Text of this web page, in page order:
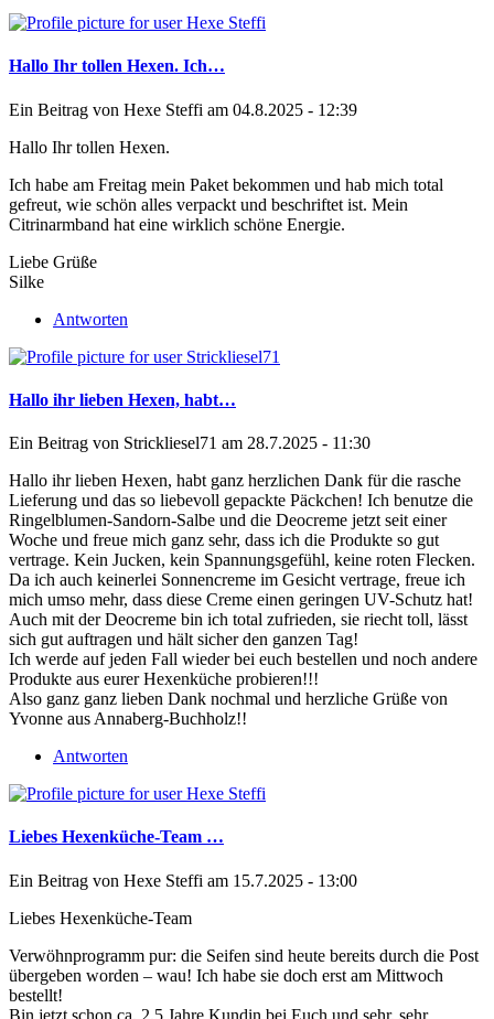
Hallo Ihr tollen Hexen. Ich…
Ein Beitrag von Hexe Steffi am 04.8.2025 - 12:39
Hallo Ihr tollen Hexen.
Ich habe am Freitag mein Paket bekommen und hab mich total
gefreut, wie schön alles verpackt und beschriftet ist. Mein
Citrinarmband hat eine wirklich schöne Energie.
Liebe Grüße
Silke
Antworten
Hallo ihr lieben Hexen, habt…
Ein Beitrag von Strickliesel71 am 28.7.2025 - 11:30
Hallo ihr lieben Hexen, habt ganz herzlichen Dank für die rasche
Lieferung und das so liebevoll gepackte Päckchen! Ich benutze die
Ringelblumen-Sandorn-Salbe und die Deocreme jetzt seit einer
Woche und freue mich ganz sehr, dass ich die Produkte so gut
vertrage. Kein Jucken, kein Spannungsgefühl, keine roten Flecken.
Da ich auch keinerlei Sonnencreme im Gesicht vertrage, freue ich
mich umso mehr, dass diese Creme einen geringen UV-Schutz hat!
Auch mit der Deocreme bin ich total zufrieden, sie riecht toll, lässt
sich gut auftragen und hält sicher den ganzen Tag!
Ich werde auf jeden Fall wieder bei euch bestellen und noch andere
Produkte aus eurer Hexenküche probieren!!!
Also ganz ganz lieben Dank nochmal und herzliche Grüße von
Yvonne aus Annaberg-Buchholz!!
Antworten
Liebes Hexenküche-Team …
Ein Beitrag von Hexe Steffi am 15.7.2025 - 13:00
Liebes Hexenküche-Team
Verwöhnprogramm pur: die Seifen sind heute bereits durch die Post
übergeben worden – wau! Ich habe sie doch erst am Mittwoch
bestellt!
Bin jetzt schon ca. 2,5 Jahre Kundin bei Euch und sehr, sehr